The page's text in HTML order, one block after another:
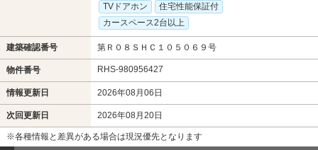
TVドアホン
住宅性能保証付
カースペース2台以上
建築確認番号 第Ｒ０８ＳＨＣ１０５０６９号
物件番号 RHS-980956427
情報更新日 2026年08月06日
次回更新日 2026年08月20日
※各種情報と差異がある場合は現況優先となります